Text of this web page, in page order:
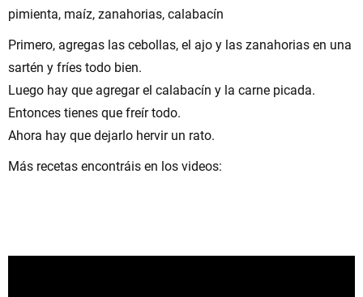
pimienta, maíz, zanahorias, calabacín
Primero, agregas las cebollas, el ajo y las zanahorias en una
sartén y fríes todo bien.
Luego hay que agregar el calabacín y la carne picada.
Entonces tienes que freír todo.
Ahora hay que dejarlo hervir un rato.
Más recetas encontráis en los videos: